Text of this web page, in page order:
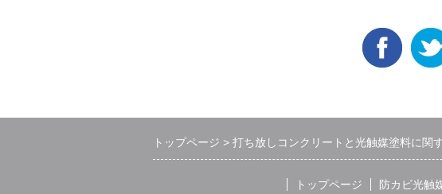
トップページ 打ち放しコンクリートと光触媒塗料に関
トップページ 防カビ光触